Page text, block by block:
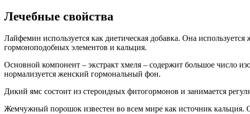
Лечебные свойства
Лайфемин используется как диетическая добавка. Она
гормоноподобных элементов и кальция.
Основной компонент – экстракт хмеля – содержит большое число
нормализуется женский гормональный фон.
Дикий ямс состоит из стероидных фитогормонов и занимается
Жемчужный порошок известен во всем мире как источник кальция.